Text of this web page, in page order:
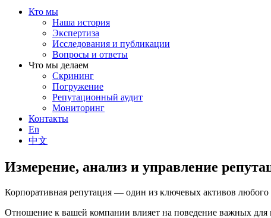
Кто мы
Наша история
Экспертиза
Исследования и публикации
Вопросы и ответы
Что мы делаем
Скрининг
Погружение
Репутационный аудит
Мониторинг
Контакты
En
中文
Измерение, анализ и управление
Корпоративная репутация — один из ключевых активов любого
Отношение к вашей компании влияет на поведение важных